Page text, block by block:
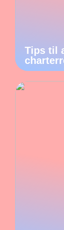
Tips til